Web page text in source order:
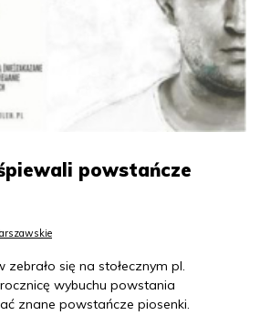
powstańcze
się na stołecznym pl.
wybuchu powstania
znane powstańcze piosenki.